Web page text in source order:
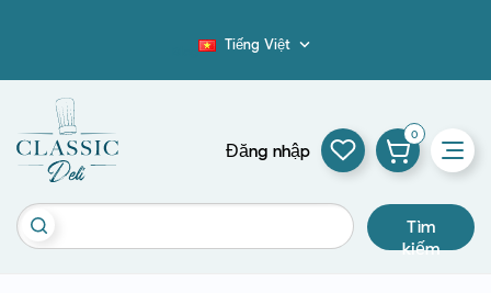
Tiếng Việt 
Tìm
kiếm
Đăng nhập
0